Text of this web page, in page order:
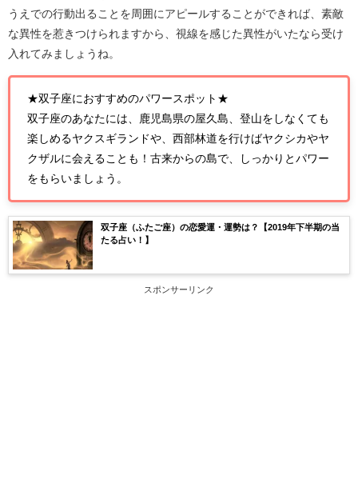
うえでの行動出ることを周囲にアピールすることができれば、素敵
な異性を惹きつけられますから、視線を感じた異性がいたなら受け
入れてみましょうね。
★双子座におすすめのパワースポット★
双子座のあなたには、鹿児島県の屋久島、登山をしなくても
楽しめるヤクスギランドや、西部林道を行けばヤクシカやヤ
クザルに会えることも！古来からの島で、しっかりとパワー
をもらいましょう。
双子座（ふたご座）の恋愛運・運勢は？【2019年下半期の当
たる占い！】
スポンサーリンク